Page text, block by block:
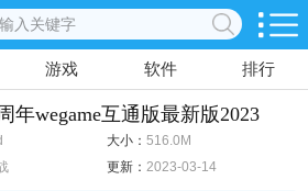
游戏 软件 排行
年wegame互通版最新版2023
新版
大小： 516.0M
更新： 2023-03-14